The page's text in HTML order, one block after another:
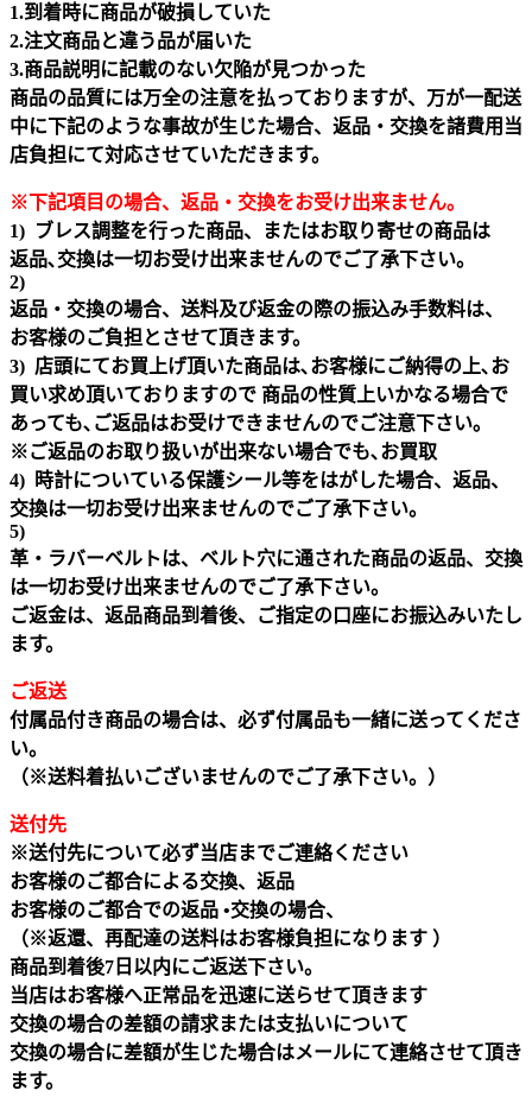
1.到着時に商品が破損していた
2.注文商品と違う品が届いた
3.商品説明に記載のない欠陥が見つかった
商品の品質には万全の注意を払っておりますが、万が一配送
中に下記のような事故が生じた場合、返品・交換を諸費用当
店負担にて対応させていただきます。
※下記項目の場合、返品・交換をお受け出来ません｡
1) ブレス調整を行った商品、またはお取り寄せの商品は
返品､交換は一切お受け出来ませんのでご了承下さい。
2)
返品・交換の場合、送料及び返金の際の振込み手数料は、
お客様のご負担とさせて頂きます。
3) 店頭にてお買上げ頂いた商品は､お客様にご納得の上､お
買い求め頂いておりますので 商品の性質上いかなる場合で
あっても､ご返品はお受けできませんのでご注意下さい｡
※ご返品のお取り扱いが出来ない場合でも､お買取
4) 時計についている保護シール等をはがした場合、返品、
交換は一切お受け出来ませんのでご了承下さい。
5)
革・ラバーベルトは、ベルト穴に通された商品の返品、交換
は一切お受け出来ませんのでご了承下さい。
ご返金は、返品商品到着後、ご指定の口座にお振込みいたし
ます。
ご返送
付属品付き商品の場合は、必ず付属品も一緒に送ってくださ
い。
（※送料着払いございませんのでご了承下さい。）
送付先
※送付先について必ず当店までご連絡ください
お客様のご都合による交換、返品
お客様のご都合での返品 •交換の場合、
（※返還、再配達の送料はお客様負担になります ）
商品到着後7日以内にご返送下さい。
当店はお客様へ正常品を迅速に送らせて頂きます
交換の場合の差額の請求または支払いについて
交換の場合に差額が生じた場合はメールにて連絡させて頂き
ます。